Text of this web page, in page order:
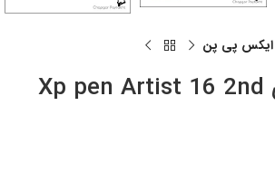
ایکس پی پن
مانیتور طراحی Xp pen Artist 16 2nd